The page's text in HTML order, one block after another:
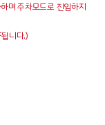
며 주차모드로 진입하지
니다.)